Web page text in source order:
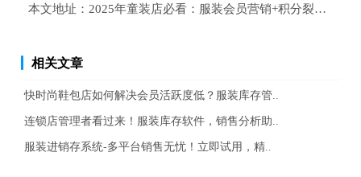
本文地址： 2025年童装店必看：服装会员营销+积分裂变，7
相关文章
快时尚鞋包店如何解决会员活跃度低？服装库存管..
连锁店管理者看过来！服装库存软件，销售分析助..
服装进销存系统-多平台销售无忧！立即试用，精..